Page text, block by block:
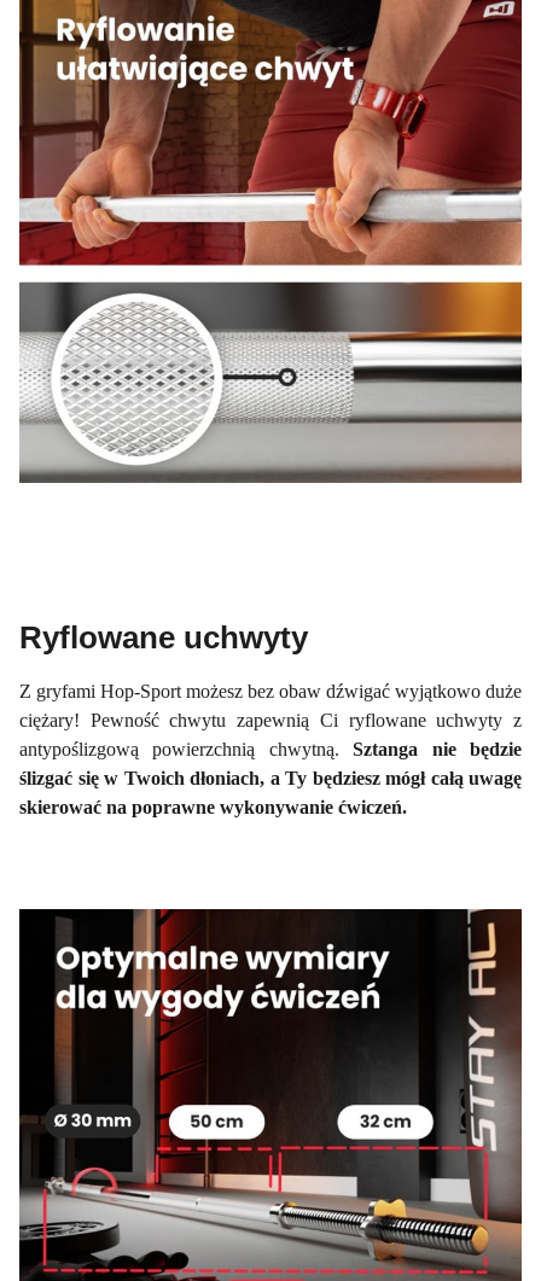
Ryflowane uchwyty
Z gryfami Hop-Sport możesz bez obaw dźwigać wyjątkowo duże
ciężary! Pewność chwytu zapewnią Ci ryflowane uchwyty z
antypoślizgową powierzchnią chwytną.Sztanga nie będzie
ślizgać się w Twoich dłoniach, a Ty będziesz mógł całą uwagę
skierować na poprawne wykonywanie ćwiczeń.